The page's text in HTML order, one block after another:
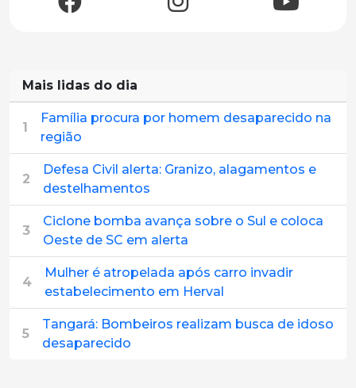
Mais lidas do dia
1
Família procura por homem desaparecido na
região
2
Defesa Civil alerta: Granizo, alagamentos e
destelhamentos
3
Ciclone bomba avança sobre o Sul e coloca
Oeste de SC em alerta
4
Mulher é atropelada após carro invadir
estabelecimento em Herval
5
Tangará: Bombeiros realizam busca de idoso
desaparecido